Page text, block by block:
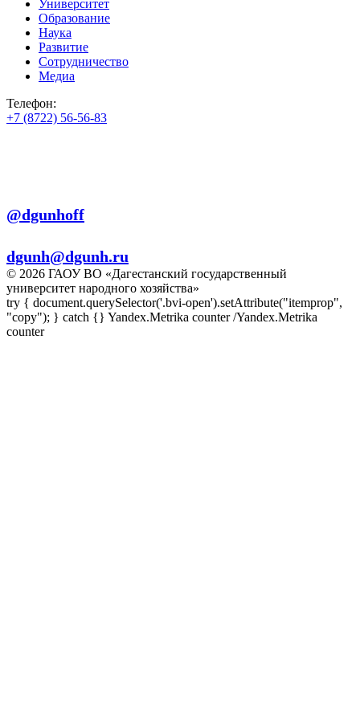
Университет
Образование
Наука
Развитие
Сотрудничество
Медиа
Телефон:
+7 (8722) 56-56-83
@dgunhoff
dgunh@dgunh.ru
© 2026 ГАОУ ВО «Дагестанский государственный
университет народного хозяйства»
try { document.querySelector('.bvi-open').setAttribute("itemprop",
"copy"); } catch {} Yandex.Metrika counter/Yandex.Metrika
counter